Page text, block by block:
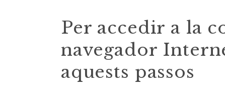
Per accedir a la
navegador
aquests passos